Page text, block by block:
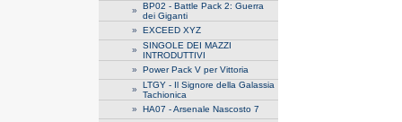
» BP02 - Battle Pack 2: Guerra
dei Giganti
» EXCEED XYZ
» SINGOLE DEI MAZZI
INTRODUTTIVI
» Power Pack V per Vittoria
» LTGY - Il Signore della Galassia
Tachionica
» HA07 - Arsenale Nascosto 7